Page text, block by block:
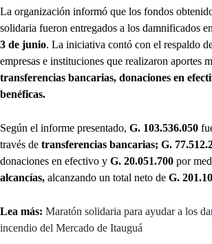
La organización informó que los fondos
solidaria fueron entregados a los damnificados
3 de junio. La iniciativa contó con el respaldo
empresas e instituciones que realizaron aportes
transferencias bancarias, donaciones en
benéficas.
Según el informe presentado, G. 103.536.050
través de transferencias bancarias; G.
donaciones en efectivo y G. 20.051.700 por
alcancías, alcanzando un total neto de G.
Lea más: Maratón solidaria para ayudar a los
incendio del Mercado de Itauguá